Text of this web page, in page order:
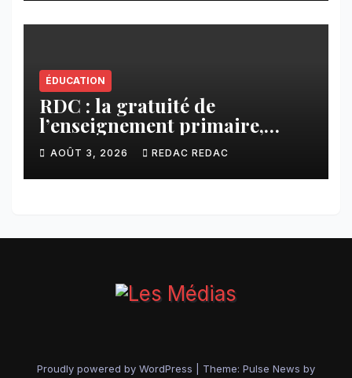
ÉDUCATION
RDC : la gratuité de
l’enseignement primaire,
vision phare du Président
Félix Tshisekedi réaffirmée
par une circulaire du
AOÛT 3, 2026 REDAC REDAC
Proudly powered by WordPress Theme: Pulse News by